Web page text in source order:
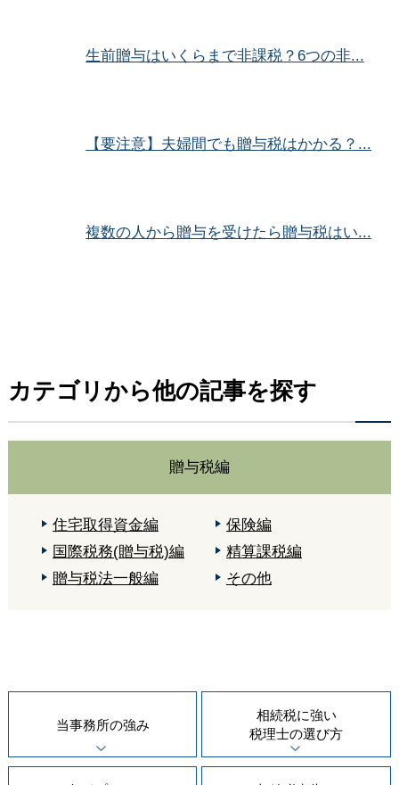
生前贈与はいくらまで非課税？6つの非...
【要注意】夫婦間でも贈与税はかかる？...
複数の人から贈与を受けたら贈与税はい...
カテゴリから他の記事を探す
贈与税編
住宅取得資金編
保険編
国際税務(贈与税)編
精算課税編
贈与税法一般編
その他
当事務所の強み
相続税に強い
税理士の選び方